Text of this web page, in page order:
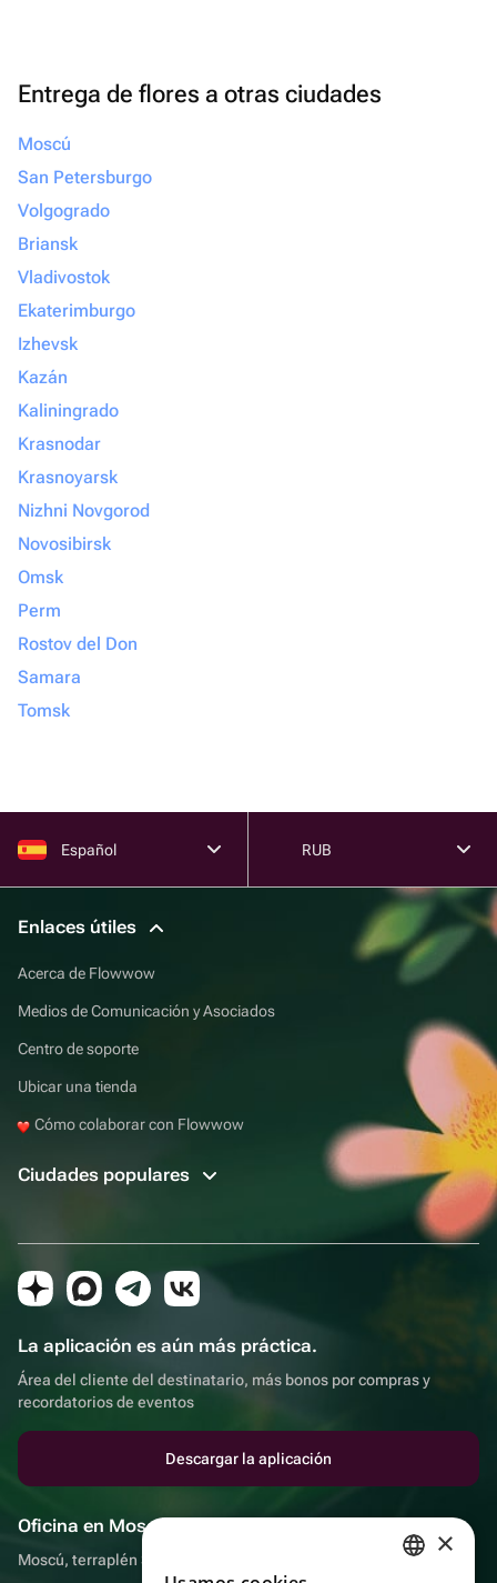
Entrega de flores a otras ciudades
Moscú
San Petersburgo
Volgogrado
Briansk
Vladivostok
Ekaterimburgo
Izhevsk
Kazán
Kaliningrado
Krasnodar
Krasnoyarsk
Nizhni Novgorod
Novosibirsk
Omsk
Perm
Rostov del Don
Samara
Tomsk
Español RUB
Enlaces útiles
Acerca de Flowwow
Medios de Comunicación y Asociados
Centro de soporte
Ubicar una tienda
Cómo colaborar con Flowwow
Ciudades populares
La aplicación es aún más práctica.
Área del cliente del destinatario, más bonos por compras y
recordatorios de eventos
Descargar la aplicación
Oficina en Moscú
Moscú, terraplén Sadovnicheskaya, 9, sala 2/3 ×